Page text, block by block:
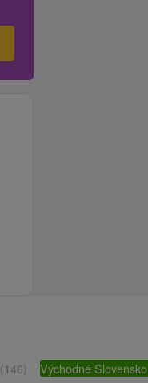
(146) Východné Slovensko